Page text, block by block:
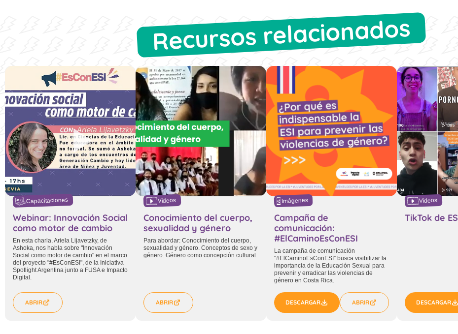
Recursos relacionados
Capacitaciones
Webinar: Innovación Social
como motor de cambio
En esta charla, Ariela Lijavetzky, de
Ashoka, nos habla sobre "Innovación
Social como motor de cambio" en el marco
del proyecto "#EsConESI", de la Iniciativa
Spotlight Argentina junto a FUSA e Impacto
Digital.
ABRIR
Videos
Conocimiento del cuerpo,
sexualidad y género
Para abordar: Conocimiento del cuerpo,
sexualidad y género. Conceptos de sexo y
género. Género como concepción cultural.
ABRIR
Imágenes
Campaña de
comunicación:
#ElCaminoEsConESI
La campaña de comunicación
"#ElCaminoEsConESI” busca visibilizar la
importancia de la Educación Sexual para
prevenir y erradicar las violencias de
género en Costa Rica.
DESCARGAR ABRIR
Videos
TikTok de
DESCARGAR